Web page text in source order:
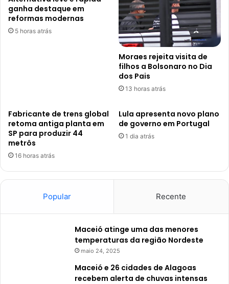
ganha destaque em
reformas modernas
5 horas atrás
Moraes rejeita visita de
filhos a Bolsonaro no Dia
dos Pais
13 horas atrás
Fabricante de trens global
retoma antiga planta em
SP para produzir 44
metrôs
16 horas atrás
Lula apresenta novo plano
de governo em Portugal
1 dia atrás
Popular Recente
Maceió atinge uma das menores
temperaturas da região Nordeste
maio 24, 2025
Maceió e 26 cidades de Alagoas
recebem alerta de chuvas intensas